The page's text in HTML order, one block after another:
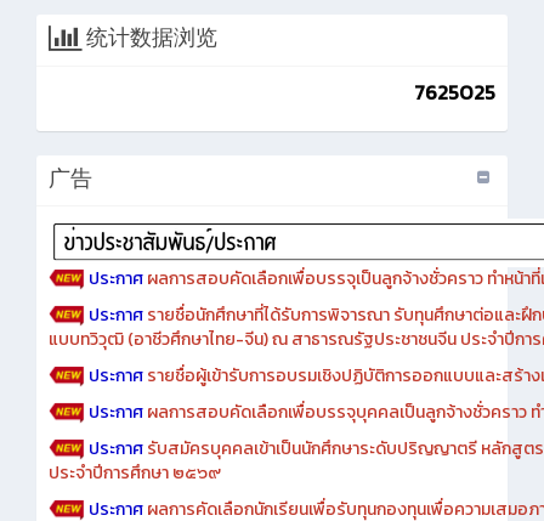
7625025
ประกาศผลการสอบคัดเลือกเพื่อบรรจุเป็นลูกจ้างชั่วคราว ทำหน้าที่
ประกาศ รายชื่อนักศึกษาที่ได้รับการพิจารณา รับทุนศึกษาต่อและฝึ
แบบทวิวุฒิ (อาชีวศึกษาไทย-จีน) ณ สาธารณรัฐประชาชนจีน ประจำปีก
ประกาศรายชื่อผู้เข้ารับการอบรมเชิงปฏิบัติการออกแบบและสร้า
ประกาศผลการสอบคัดเลือกเพื่อบรรจุบุคคลเป็นลูกจ้างชั่วคราว ท
ประกาศรับสมัครบุคคลเข้าเป็นนักศึกษาระดับปริญญาตรี หลักสูต
ประจำปีการศึกษา ๒๕๖๙